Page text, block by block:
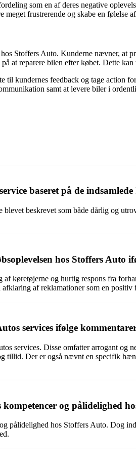
som en af deres negative
frustrerende og skabe en følelse
Stoffers Auto. Kunderne nævner, at
at reparere bilen efter købet. Dette
til kundernes feedback og tage action
samt at levere biler i
baseret på de
blevet beskrevet som både dårlig og
hos Stoffers Auto
køretøjerne og hurtig respons fra
af reklamationer som en positiv
services ifølge
services. Disse omfatter arrogant
tillid. Der er også nævnt en specifik
og pålidelighed
pålidelighed hos Stoffers Auto. Dog